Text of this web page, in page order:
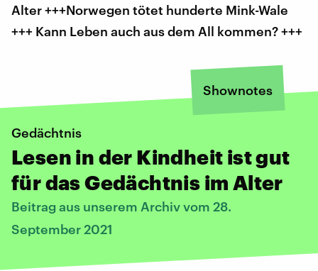
Alter +++Norwegen tötet hunderte Mink-Wale
+++ Kann Leben auch aus dem All kommen? +++
Shownotes
Gedächtnis
Lesen in der Kindheit ist gut
für das Gedächtnis im Alter
Beitrag aus unserem Archiv vom 28.
September 2021